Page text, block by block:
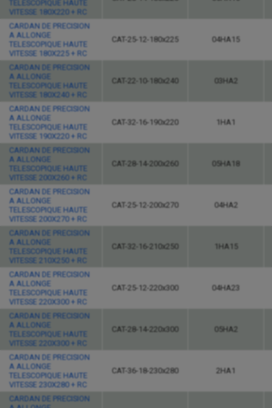
TELESCOPIQUE HAUTE
VITESSE 180X220 + RC
CARDAN DE PRECISION
A ALLONGE
TELESCOPIQUE HAUTE
VITESSE 180X225 + RC
CAT-25-12-180x225 04HA15
CARDAN DE PRECISION
A ALLONGE
TELESCOPIQUE HAUTE
VITESSE 180X240 + RC
CAT-22-10-180x240 03HA2
CARDAN DE PRECISION
A ALLONGE
TELESCOPIQUE HAUTE
VITESSE 190X220 + RC
CAT-32-16-190x220 1HA1
CARDAN DE PRECISION
A ALLONGE
TELESCOPIQUE HAUTE
VITESSE 200X260 + RC
CAT-28-14-200x260 05HA18
CARDAN DE PRECISION
A ALLONGE
TELESCOPIQUE HAUTE
VITESSE 200X270 + RC
CAT-25-12-200x270 04HA2
CARDAN DE PRECISION
A ALLONGE
TELESCOPIQUE HAUTE
VITESSE 210X250 + RC
CAT-32-16-210x250 1HA15
CARDAN DE PRECISION
A ALLONGE
TELESCOPIQUE HAUTE
VITESSE 220X300 + RC
CAT-25-12-220x300 04HA23
CARDAN DE PRECISION
A ALLONGE
TELESCOPIQUE HAUTE
VITESSE 220X300 + RC
CAT-28-14-220x300 05HA2
CARDAN DE PRECISION
A ALLONGE
TELESCOPIQUE HAUTE
VITESSE 230X280 + RC
CAT-36-18-230x280 2HA1
CARDAN DE PRECISION